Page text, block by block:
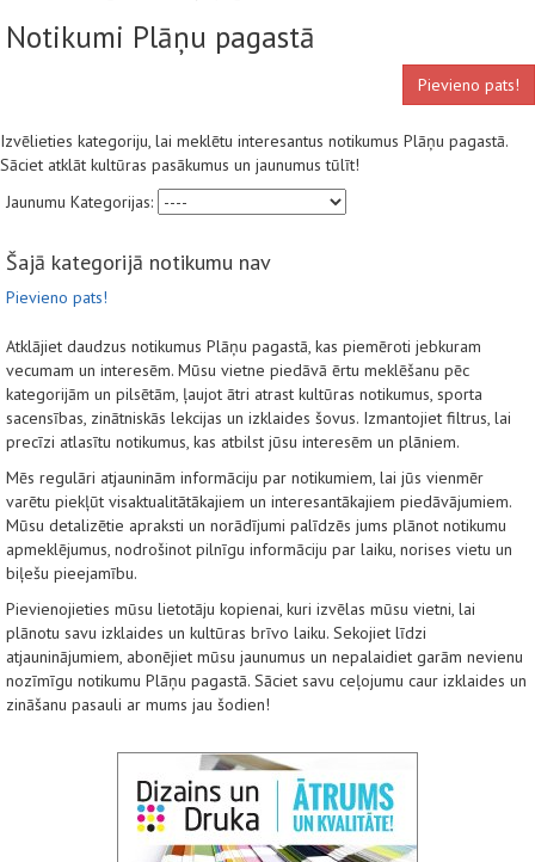
Notikumi Plāņu pagastā
Pievieno pats!
Izvēlieties kategoriju, lai meklētu interesantus notikumus Plāņu pagastā.
Sāciet atklāt kultūras pasākumus un jaunumus tūlīt!
Jaunumu Kategorijas:
Šajā kategorijā notikumu nav
Pievieno pats!
Atklājiet daudzus notikumus Plāņu pagastā, kas piemēroti jebkuram
vecumam un interesēm. Mūsu vietne piedāvā ērtu meklēšanu pēc
kategorijām un pilsētām, ļaujot ātri atrast kultūras notikumus, sporta
sacensības, zinātniskās lekcijas un izklaides šovus. Izmantojiet filtrus, lai
precīzi atlasītu notikumus, kas atbilst jūsu interesēm un plāniem.
Mēs regulāri atjauninām informāciju par notikumiem, lai jūs vienmēr
varētu piekļūt visaktualitātākajiem un interesantākajiem piedāvājumiem.
Mūsu detalizētie apraksti un norādījumi palīdzēs jums plānot notikumu
apmeklējumus, nodrošinot pilnīgu informāciju par laiku, norises vietu un
biļešu pieejamību.
Pievienojieties mūsu lietotāju kopienai, kuri izvēlas mūsu vietni, lai
plānotu savu izklaides un kultūras brīvo laiku. Sekojiet līdzi
atjauninājumiem, abonējiet mūsu jaunumus un nepalaidiet garām nevienu
nozīmīgu notikumu Plāņu pagastā. Sāciet savu ceļojumu caur izklaides un
zināšanu pasauli ar mums jau šodien!